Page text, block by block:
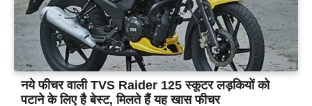
नये फीचर वाली TVS Raider 125 स्कूटर लड़कियों को
पटाने के लिए है बेस्ट, मिलते हैं यह खास फीचर